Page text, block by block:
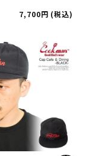
7,700 税込